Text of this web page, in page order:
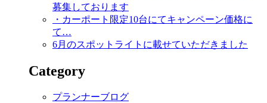
募集しております
・カーポート限定10台にてキャンペーン価格に
て…
6月のスポットライトに載せていただきました
Category
プランナーブログ